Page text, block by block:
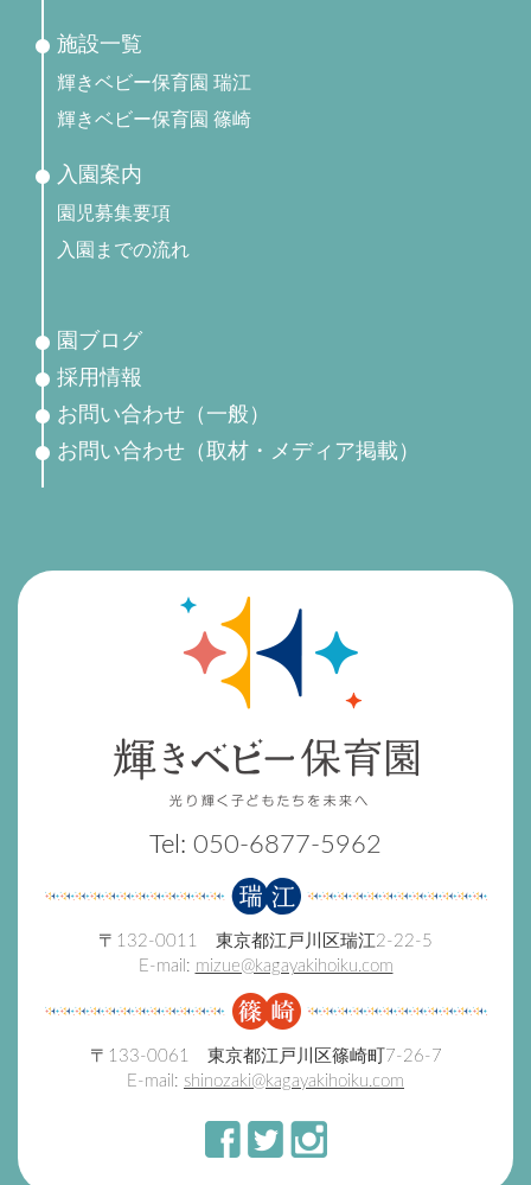
施設一覧
輝きベビー保育園 瑞江
輝きベビー保育園 篠崎
入園案内
園児募集要項
入園までの流れ
園ブログ
採用情報
お問い合わせ（一般）
お問い合わせ（取材・メディア掲載）
Tel: 050-6877-5962
〒132-0011 東京都江戸川区瑞江2-22-5
E-mail: mizue@kagayakihoiku.com
〒133-0061 東京都江戸川区篠崎町7-26-7
E-mail: shinozaki@kagayakihoiku.com